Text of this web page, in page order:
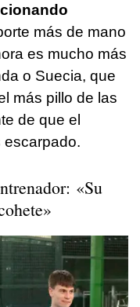
más de mano
es mucho más
o Suecia, que
más pillo de las
de que el
escarpado.
«Su